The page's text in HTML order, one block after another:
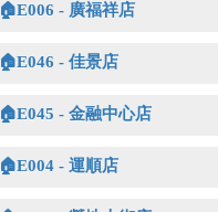
🏠E006 - 廣福祥店
🏠E046 - 佳景店
🏠E045 - 金融中心店
🏠E004 - 運順店